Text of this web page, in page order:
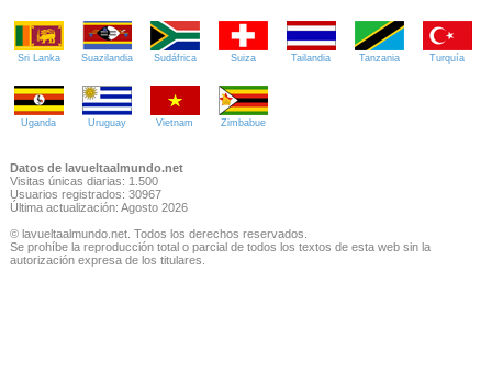
Sri Lanka Suazilandia Sudáfrica Suiza Tailandia Tanzania Turquía
Uganda Uruguay Vietnam Zimbabue
Datos de lavueltaalmundo.net
Visitas únicas diarias: 1.500
Usuarios registrados: 30967
Última actualización: Agosto 2026
© lavueltaalmundo.net. Todos los derechos reservados.
Se prohíbe la reproducción total o parcial de todos los textos de esta web sin la
autorización expresa de los titulares.